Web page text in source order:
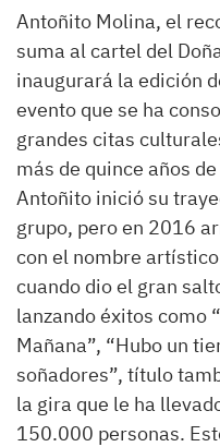
Antoñito Molina, el
suma al cartel del
inaugurará la edición
evento que se ha
grandes citas
más de quince años
Antoñito inició su
grupo, pero en 2016
con el nombre
cuando dio el gran
lanzando éxitos como
Mañana”, “Hubo un
soñadores”, título
la gira que le ha
150.000 personas.